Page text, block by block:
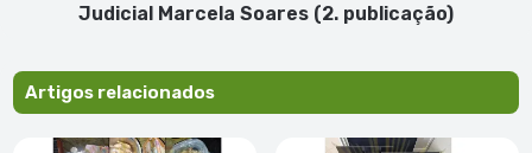
Judicial Marcela Soares (2. publicação)
Artigos relacionados